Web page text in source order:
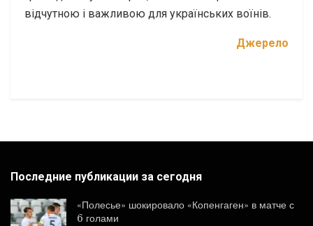
відчутною і важливою для українських воїнів.
Джерело
Последние публикации за сегодня
«Полесье» шокировало «Копенгаген» в матче с
6 голами